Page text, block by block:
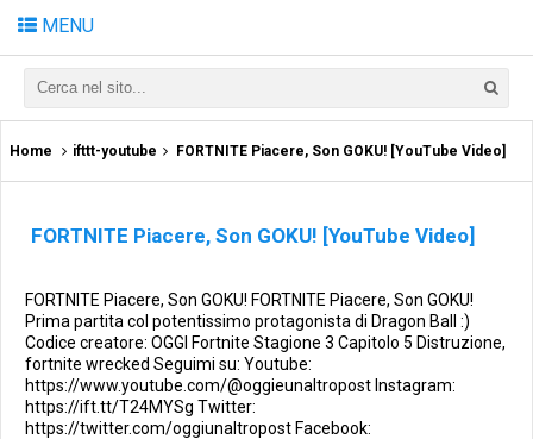
MENU
Home ifttt-youtube FORTNITE Piacere, Son GOKU! [YouTube Video]
FORTNITE Piacere, Son GOKU! [YouTube Video]
FORTNITE Piacere, Son GOKU! FORTNITE Piacere, Son GOKU!
Prima partita col potentissimo protagonista di Dragon Ball :)
Codice creatore: OGGI Fortnite Stagione 3 Capitolo 5 Distruzione,
fortnite wrecked Seguimi su: Youtube:
https://www.youtube.com/@oggieunaltropost Instagram:
https://ift.tt/T24MYSg Twitter:
https://twitter.com/oggiunaltropost Facebook: